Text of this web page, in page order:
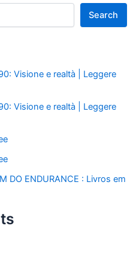
Search
Visione e realtà | Leggere
Visione e realtà | Leggere
DO ENDURANCE : Livros em